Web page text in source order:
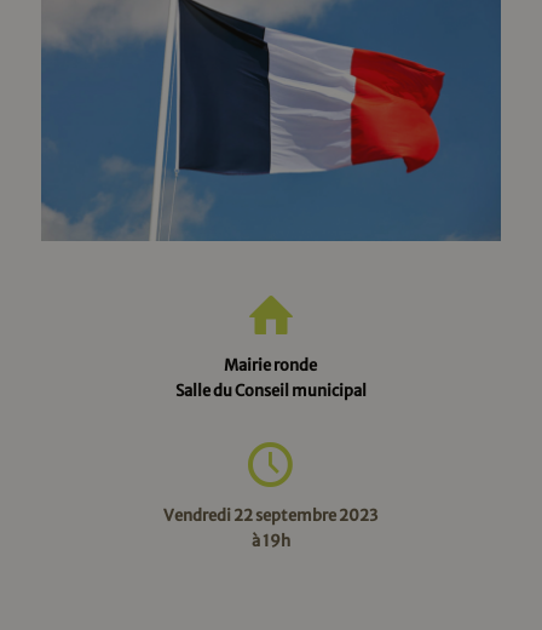
Mairie ronde
Salle du Conseil municipal
Vendredi 22 septembre 2023
à 19h